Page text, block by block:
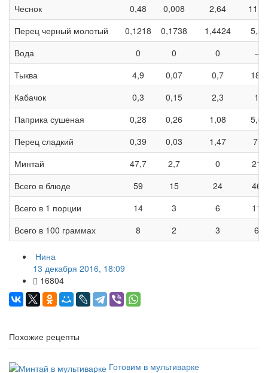
Чеснок
0,48 0,008 2,64
Перец черный молотый
0,1218 0,1738 1,4424
5,26
Вода
0 0 0
—
Тыква
4,9 0,07 0,7
18,2
Кабачок
0,3 0,15 2,3
12
Паприка сушеная
0,28 0,26 1,08
5,64
Перец сладкий
0,39 0,03 1,47
7,8
Минтай
47,7 2,7 0
216
Всего в блюде
59 15 24
460
Всего в 1 порции
14 3 6
115
Всего в 100 граммах
8 2 3 61
Нина
13 декабря 2016, 18:09
16804
Похожие рецепты
Готовим в мультиварке